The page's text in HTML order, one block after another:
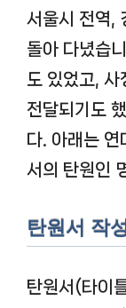
서울시 전역,
돌아 다녔습
도 있었고, 사
전달되기도
다. 아래는 연
서의 탄원인
탄원서 작
탄원서 (타이